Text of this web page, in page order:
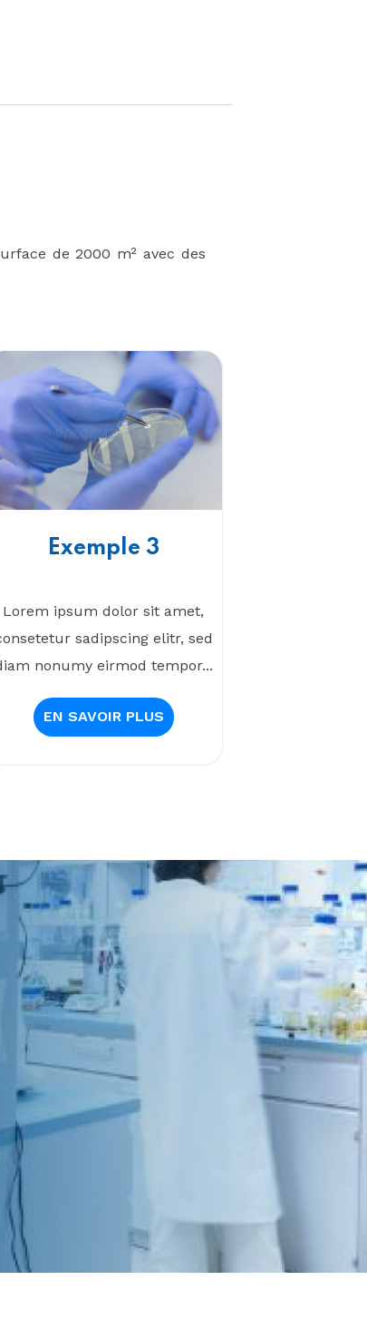
de 2000 m² avec des
Exemple 3
Lorem ipsum dolor sit amet,
sadipscing elitr, sed
nonumy eirmod tempor...
EN SAVOIR PLUS